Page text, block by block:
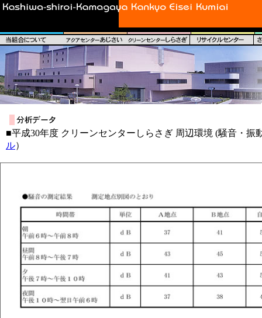
■平成30年度 クリーンセンターしらさぎ 周辺環境 (騒音・振
ル）